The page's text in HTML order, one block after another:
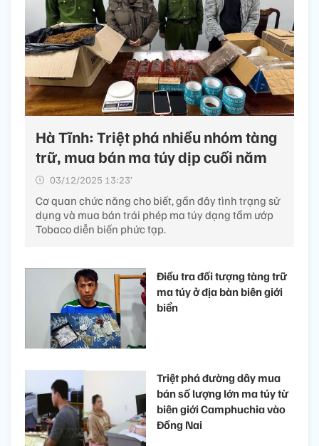
Hà Tĩnh: Triệt phá nhiều nhóm tàng
trữ, mua bán ma túy dịp cuối năm
03/12/2025 13:23’
Cơ quan chức năng cho biết, gần đây tình trạng sử
dụng và mua bán trái phép ma túy dạng tẩm ướp
Tobaco diễn biến phức tạp.
Điều tra đối tượng tàng trữ
ma túy ở địa bàn biên giới
biển
Triệt phá đường dây mua
bán số lượng lớn ma túy từ
biên giới Camphuchia vào
Đồng Nai